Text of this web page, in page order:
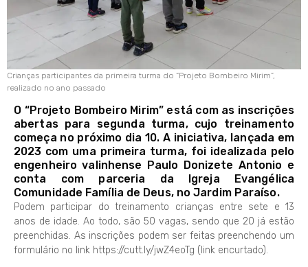
Crianças participantes da primeira turma do “Projeto Bombeiro Mirim”,
realizado no ano passado
O “Projeto Bombeiro Mirim” está com as inscrições
abertas para segunda turma, cujo treinamento
começa no próximo dia 10. A iniciativa, lançada em
2023 com uma primeira turma, foi idealizada pelo
engenheiro valinhense Paulo Donizete Antonio e
conta com parceria da Igreja Evangélica
Comunidade Família de Deus, no Jardim Paraíso.
Podem participar do treinamento crianças entre sete e 13
anos de idade. Ao todo, são 50 vagas, sendo que 20 já estão
preenchidas. As inscrições podem ser feitas preenchendo um
formulário no link https://cutt.ly/jwZ4eoTg (link encurtado).